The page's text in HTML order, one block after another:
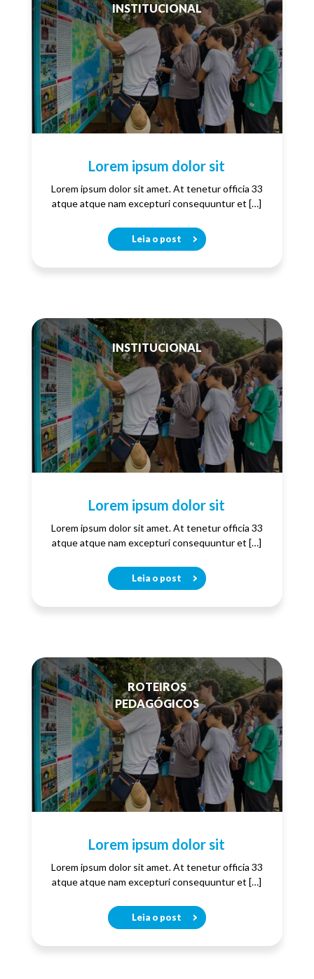
INSTITUCIONAL
Lorem ipsum dolor sit
Lorem ipsum dolor sit amet. At tenetur officia 33
atque atque nam excepturi consequuntur et […]
Leia o post
INSTITUCIONAL
Lorem ipsum dolor sit
Lorem ipsum dolor sit amet. At tenetur officia 33
atque atque nam excepturi consequuntur et […]
Leia o post
ROTEIROS
PEDAGÓGICOS
Lorem ipsum dolor sit
Lorem ipsum dolor sit amet. At tenetur officia 33
atque atque nam excepturi consequuntur et […]
Leia o post